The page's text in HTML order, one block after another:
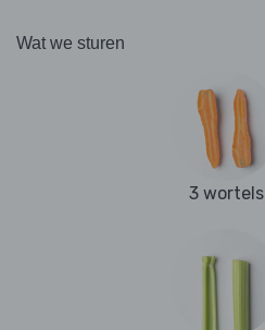
Wat we sturen
3 wortels